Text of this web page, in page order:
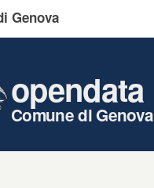
Genova
opendata
Comune di Genova